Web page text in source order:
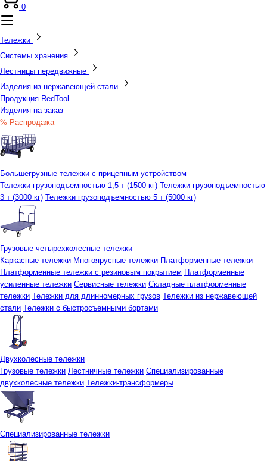
0
Тележки
Системы хранения
Лестницы передвижные
Изделия из нержавеющей стали
Продукция RedTool
Изделия на заказ
% Распродажа
Большегрузные тележки с прицепным устройством
Тележки грузоподъемностью 1,5 т (1500 кг) Тележки грузоподъемностью
3 т (3000 кг) Тележки грузоподъемностью 5 т (5000 кг)
Грузовые четырехколесные тележки
Каркасные тележки Многоярусные тележки Платформенные тележки
Платформенные тележки с резиновым покрытием Платформенные
усиленные тележки Сервисные тележки Складные платформенные
тележки Тележки для длинномерных грузов Тележки из нержавеющей
стали Тележки с быстросъемными бортами
Двухколесные тележки
Грузовые тележки Лестничные тележки Специализированные
двухколесные тележки Тележки-трансформеры
Специализированные тележки